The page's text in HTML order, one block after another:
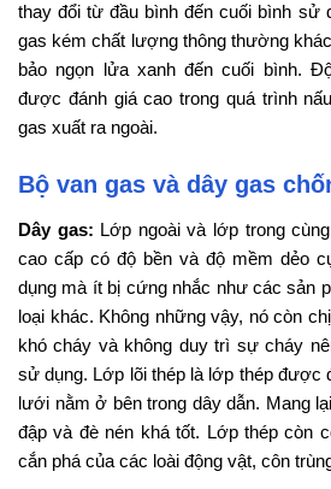
thay đổi từ đầu bình đến cuối bình sử
gas kém chất lượng thông thường
bảo ngọn lửa xanh đến cuối bình.
được đánh giá cao trong quá trình
gas xuất ra ngoài.
Bộ van gas và dây gas
Dây gas: Lớp ngoài và lớp trong
cao cấp có độ bền và độ mềm dẻo
dụng mà ít bị cứng nhắc như các sản
loại khác. Không những vậy, nó còn
khó cháy và không duy trì sự cháy
sử dụng. Lớp lõi thép là lớp thép được
lưới nằm ở bên trong dây dẫn. Mang
đập và đè nén khá tốt. Lớp thép còn
cắn phá của các loài động vật, côn